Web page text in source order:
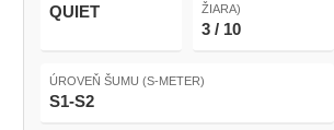
QUIET
ŽIARA)
3 / 10
ÚROVEŇ ŠUMU (S-METER)
S1-S2